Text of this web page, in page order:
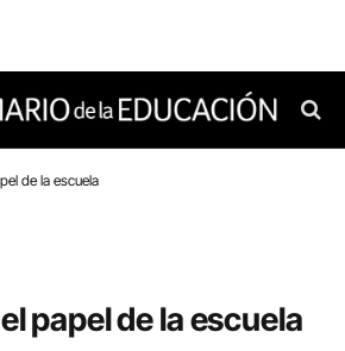
de la escuela
papel de la escuela